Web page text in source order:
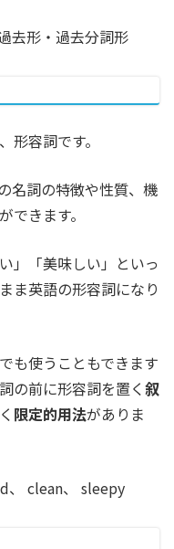
去形・過去分詞形
形容詞です。
名詞の特徴や性質、機
できます。
」「美味しい」といっ
ま英語の形容詞になり
も使うこともできます
の前に形容詞を置く叙
限定的用法がありま
clean、 sleepy